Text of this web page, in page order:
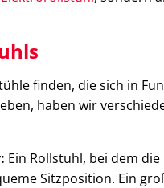
finden, die sich in
haben wir
Ein Rollstuhl, bei dem
Sitzposition. Ein